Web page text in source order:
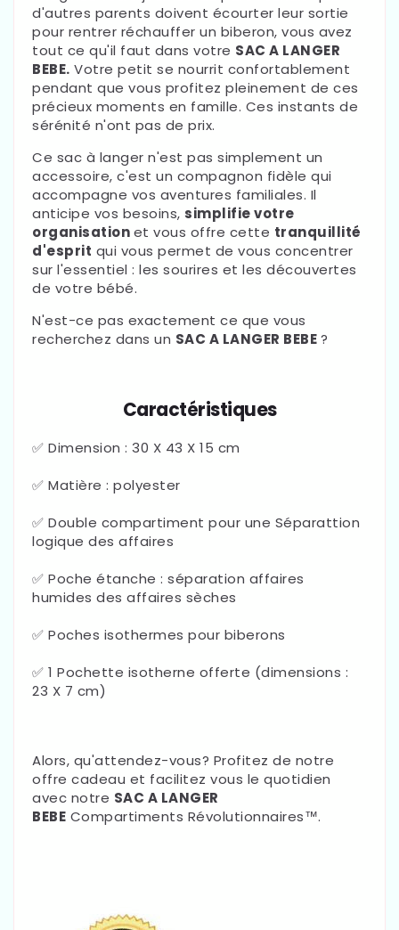
d'autres parents doivent écourter leur sortie
pour rentrer réchauffer un biberon, vous avez
tout ce qu'il faut dans votre SAC A LANGER
BEBE. Votre petit se nourrit confortablement
pendant que vous profitez pleinement de ces
précieux moments en famille. Ces instants de
sérénité n'ont pas de prix.
Ce sac à langer n'est pas simplement un
accessoire, c'est un compagnon fidèle qui
accompagne vos aventures familiales. Il
anticipe vos besoins, simplifie votre
organisationet vous offre cette tranquillité
d'esprit qui vous permet de vous concentrer
sur l'essentiel : les sourires et les découvertes
de votre bébé.
N'est-ce pas exactement ce que vous
recherchez dans un SAC A LANGER BEBE?
Caractéristiques
✅ Dimension : 30 X 43 X 15 cm
✅ Matière : polyester
✅ Double compartiment pour une Séparattion
logique des affaires
✅ Poche étanche : séparation affaires
humides des affaires sèches
✅ Poches isothermes pour biberons
✅ 1 Pochette isotherne offerte (dimensions :
23 X 7 cm)
Alors, qu'attendez-vous? Profitez de notre
offre cadeau et facilitez vous le quotidien
avec notre SAC A LANGER
BEBE Compartiments Révolutionnaires™.